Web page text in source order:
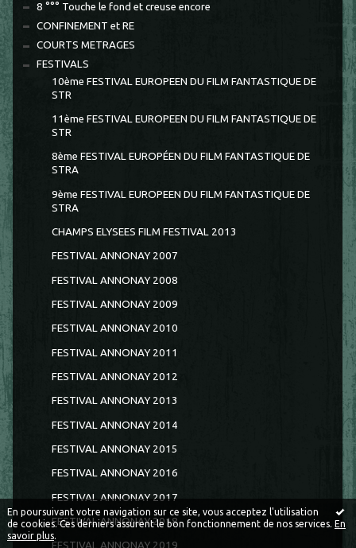
En poursuivant votre navigation sur ce site, vous acceptez l'utilisation
de cookies. Ces derniers assurent le bon fonctionnement de nos services. En
savoir plus.
8 °°° Touche le fond et creuse encore
CONFINEMENT et RE
COURTS METRAGES
FESTIVALS
10ème FESTIVAL EUROPEEN DU FILM FANTASTIQUE DE
STR
11ème FESTIVAL EUROPEEN DU FILM FANTASTIQUE DE
STR
8ème FESTIVAL EUROPÉEN DU FILM FANTASTIQUE DE
STRA
9ème FESTIVAL EUROPEEN DU FILM FANTASTIQUE DE
STRA
CHAMPS ELYSEES FILM FESTIVAL 2013
FESTIVAL ANNONAY 2007
FESTIVAL ANNONAY 2008
FESTIVAL ANNONAY 2009
FESTIVAL ANNONAY 2010
FESTIVAL ANNONAY 2011
FESTIVAL ANNONAY 2012
FESTIVAL ANNONAY 2013
FESTIVAL ANNONAY 2014
FESTIVAL ANNONAY 2015
FESTIVAL ANNONAY 2016
FESTIVAL ANNONAY 2017
FESTIVAL ANNONAY 2018
FESTIVAL ANNONAY 2019